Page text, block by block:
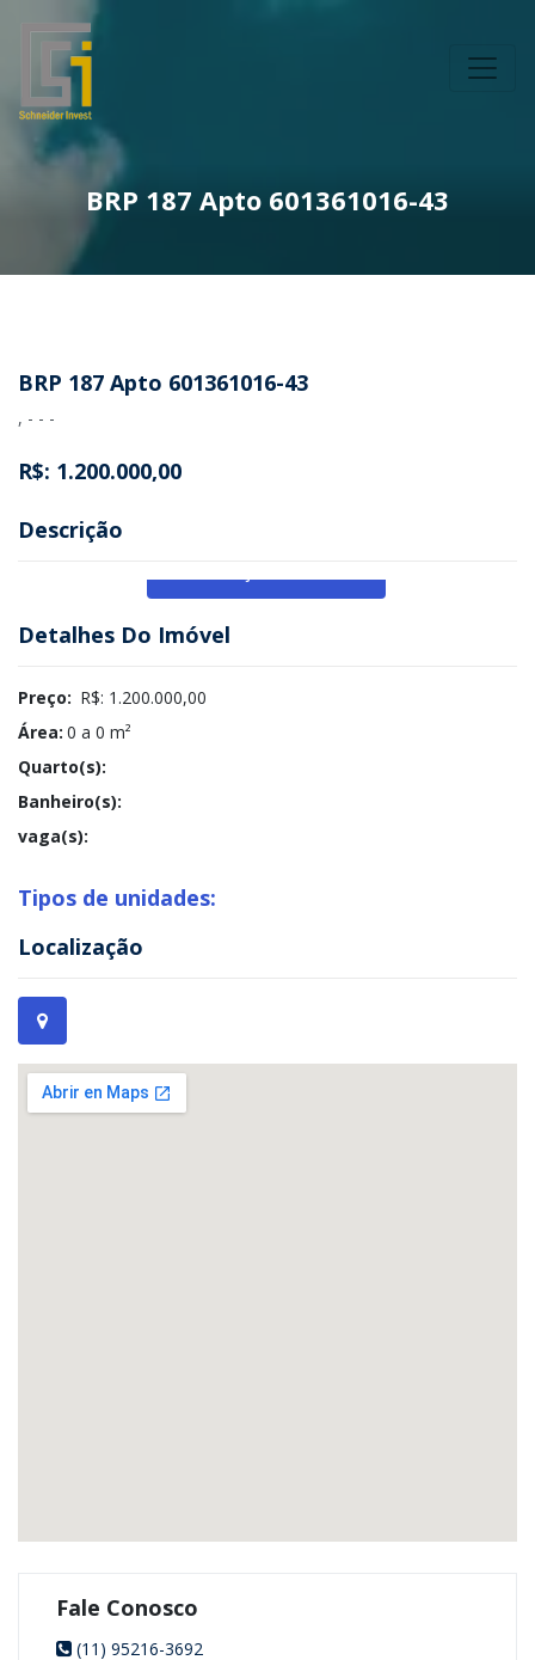
BRP 187 Apto 601361016-43
BRP 187 Apto 601361016-43
, - - -
R$: 1.200.000,00
Descrição
Detalhes Do Imóvel
Preço: R$: 1.200.000,00
Área: 0 a 0 m²
Quarto(s):
Banheiro(s):
vaga(s):
Tipos de unidades:
Localização
Fale Conosco
(11) 95216-3692